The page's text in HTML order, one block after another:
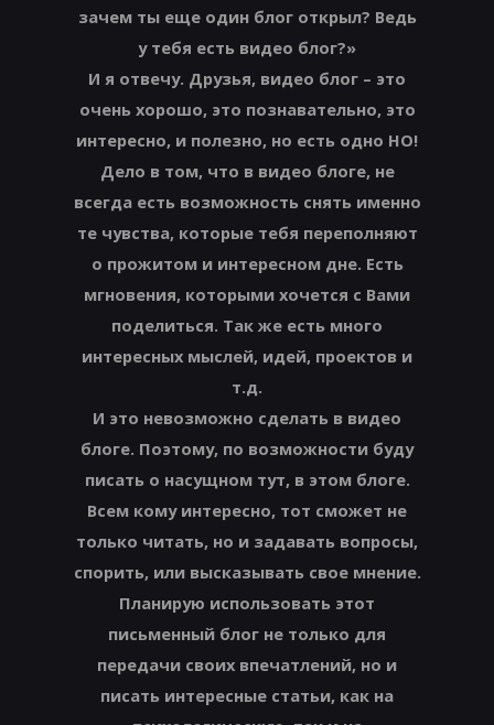
зачем ты еще один блог открыл? Ведь
у тебя есть видео блог?»
И я отвечу. Друзья, видео блог – это
очень хорошо, это познавательно, это
интересно, и полезно, но есть одно НО!
Дело в том, что в видео блоге, не
всегда есть возможность снять именно
те чувства, которые тебя переполняют
о прожитом и интересном дне. Есть
мгновения, которыми хочется с Вами
поделиться. Так же есть много
интересных мыслей, идей, проектов и
т.д.
И это невозможно сделать в видео
блоге. Поэтому, по возможности буду
писать о насущном тут, в этом блоге.
Всем кому интересно, тот сможет не
только читать, но и задавать вопросы,
спорить, или высказывать свое мнение.
Планирую использовать этот
письменный блог не только для
передачи своих впечатлений, но и
писать интересные статьи, как на